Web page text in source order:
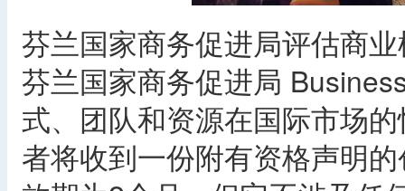
芬兰国家商务促进局评估商
芬兰国家商务促进局
式、团队和资源在国际市场
者将收到一份附有资格声明